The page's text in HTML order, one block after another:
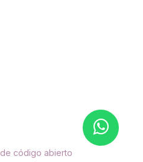
código abierto